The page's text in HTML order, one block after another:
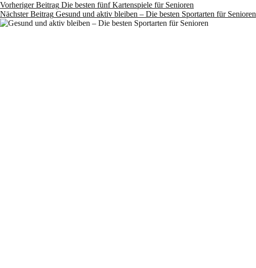
VorherigerBeitrag Die besten fünf Kartenspiele für Senioren
NächsterBeitrag Gesund und aktiv bleiben – Die besten Sportarten für Senioren